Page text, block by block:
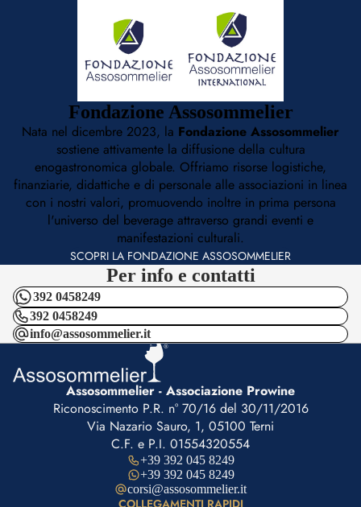
Fondazione Assosommelier
Nata nel dicembre 2023, la Fondazione Assosommelier
sostiene attivamente la diffusione della cultura
enogastronomica globale. Offriamo risorse logistiche,
finanziarie, didattiche e di personale alle associazioni in linea
con i nostri valori, promuovendo inoltre in prima persona
l'universo del beverage attraverso grandi eventi e
manifestazioni culturali.
SCOPRI LA FONDAZIONE ASSOSOMMELIER
Per info e contatti
392 0458249
392 0458249
info@assosommelier.it
Assosommelier - Associazione Prowine
Riconoscimento P.R. n° 70/16 del 30/11/2016
Via Nazario Sauro, 1, 05100 Terni
C.F. e P.I. 01554320554
+39 392 045 8249
+39 392 045 8249
corsi@assosommelier.it